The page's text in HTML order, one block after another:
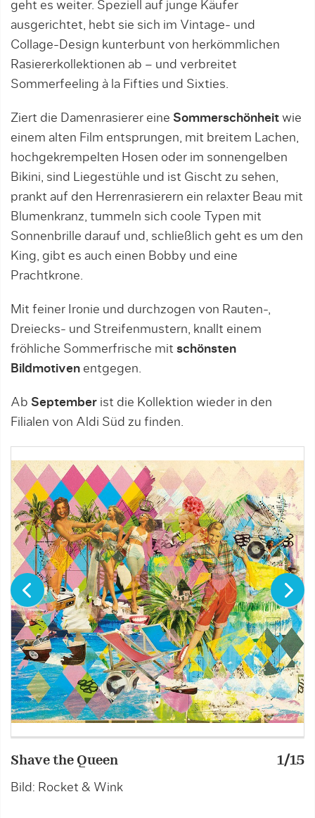
geht es weiter. Speziell auf junge Käufer
ausgerichtet, hebt sie sich im Vintage- und
Collage-Design kunterbunt von herkömmlichen
Rasiererkollektionen ab – und verbreitet
Sommerfeeling à la Fifties und Sixties.
Ziert die Damenrasierer eine Sommerschönheit wie
einem alten Film entsprungen, mit breitem Lachen,
hochgekrempelten Hosen oder im sonnengelben
Bikini, sind Liegestühle und ist Gischt zu sehen,
prankt auf den Herrenrasierern ein relaxter Beau mit
Blumenkranz, tummeln sich coole Typen mit
Sonnenbrille darauf und, schließlich geht es um den
King, gibt es auch einen Bobby und eine
Prachtkrone.
Mit feiner Ironie und durchzogen von Rauten-,
Dreiecks- und Streifenmustern, knallt einem
fröhliche Sommerfrische mit schönsten
Bildmotiven entgegen.
Ab September ist die Kollektion wieder in den
Filialen von Aldi Süd zu finden.
Shave the Queen
Bild: Rocket & Wink
1/15